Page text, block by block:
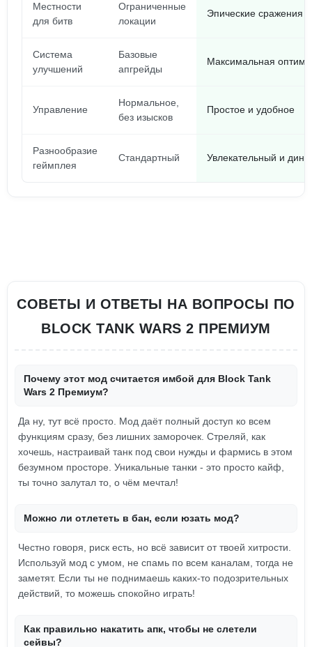
Местности
для битв
Ограниченные
локации
Эпические сражения
Система
улучшений
Базовые
апгрейды
Максимальная
Управление
Нормальное,
без изысков
Простое и удобное
Разнообразие
геймплея
Стандартный Увлекательный и
СОВЕТЫ И ОТВЕТЫ НА ВОПРОСЫ ПО
BLOCK TANK WARS 2 ПРЕМИУМ
Почему этот мод считается имбой для Block Tank
Wars 2 Премиум?
Да ну, тут всё просто. Мод даёт полный доступ ко всем
функциям сразу, без лишних заморочек. Стреляй, как
хочешь, настраивай танк под свои нужды и фармись в этом
безумном просторе. Уникальные танки - это просто кайф,
ты точно залутал то, о чём мечтал!
Можно ли отлететь в бан, если юзать мод?
Честно говоря, риск есть, но всё зависит от твоей хитрости.
Используй мод с умом, не спамь по всем каналам, тогда не
заметят. Если ты не поднимаешь каких-то подозрительных
действий, то можешь спокойно играть!
Как правильно накатить апк, чтобы не слетели
сейвы?